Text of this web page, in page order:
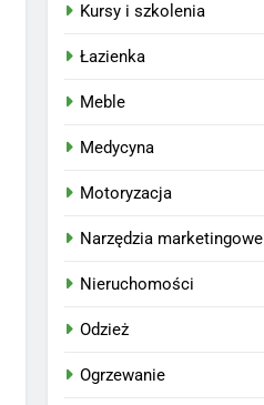
Kursy i szkolenia
Łazienka
Meble
Medycyna
Motoryzacja
Narzędzia marketingowe
Nieruchomości
Odzież
Ogrzewanie